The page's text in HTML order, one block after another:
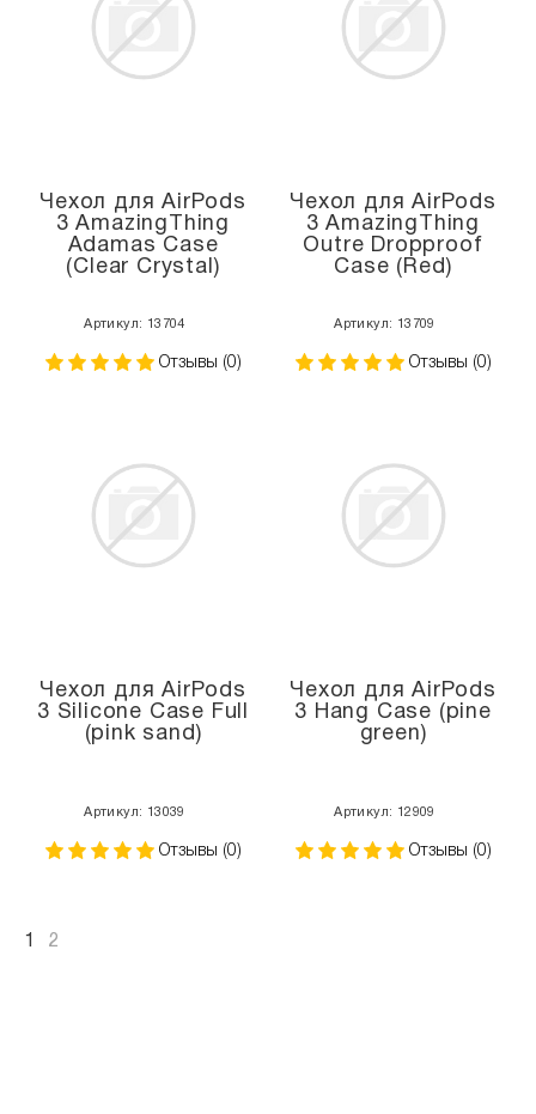
Чехол для AirPods
3 AmazingThing
Adamas Case
(Clear Crystal)
Артикул: 13704
Отзывы (0)
Чехол для AirPods
3 AmazingThing
Outre Dropproof
Case (Red)
Артикул: 13709
Отзывы (0)
Чехол для AirPods
3 Silicone Case Full
(pink sand)
Артикул: 13039
Отзывы (0)
Чехол для AirPods
3 Hang Case (pine
green)
Артикул: 12909
Отзывы (0)
1 2